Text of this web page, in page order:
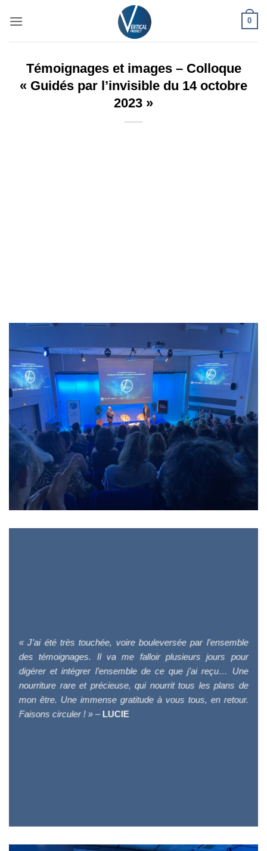
0
Témoignages et images – Colloque
« Guidés par l’invisible du 14 octobre
2023 »
« J’ai été très touchée, voire bouleversée par l’ensemble
des témoignages. Il va me falloir plusieurs jours pour
digérer et intégrer l’ensemble de ce que j’ai reçu… Une
nourriture rare et précieuse, qui nourrit tous les plans de
mon être. Une immense gratitude à vous tous, en retour.
Faisons circuler ! »–LUCIE